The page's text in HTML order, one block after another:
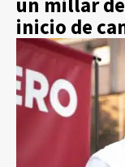
inicio de